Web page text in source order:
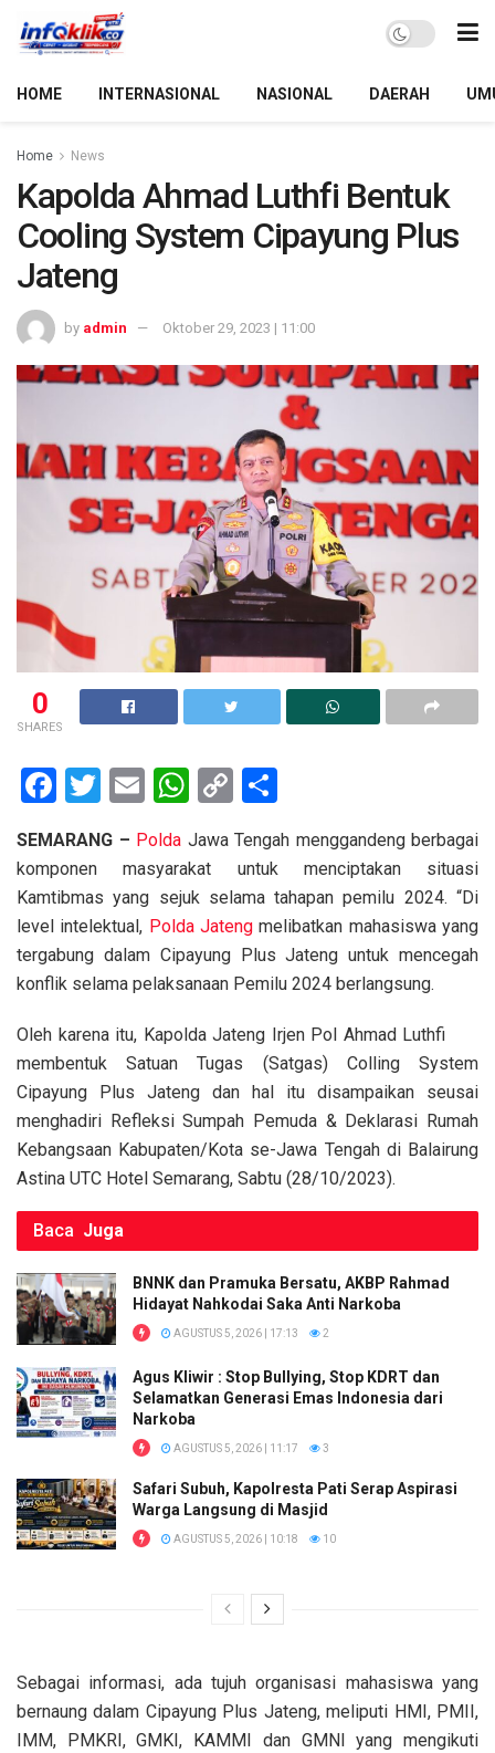
HOME INTERNASIONAL NASIONAL DAERAH
Home News
Kapolda Ahmad Luthfi Bentuk
Cooling System Cipayung Plus
Jateng
by admin Oktober 29, 2023 | 11:00
0
SHARES
F
ce
b
o
o
k
T
tt
er
E
ail
W
at
s
A
p
p
C
py
Li
n
k
ar
e
SEMARANG – Polda Jawa Tengah menggandeng berbagai
komponen masyarakat untuk menciptakan situasi
Kamtibmas yang sejuk selama tahapan pemilu 2024. “Di
level intelektual, Polda Jateng melibatkan mahasiswa yang
tergabung dalam Cipayung Plus Jateng untuk mencegah
konflik selama pelaksanaan Pemilu 2024 berlangsung.
Oleh karena itu, Kapolda Jateng Irjen Pol Ahmad Luthfi
membentuk Satuan Tugas (Satgas) Colling System
Cipayung Plus Jateng dan hal itu disampaikan seusai
menghadiri Refleksi Sumpah Pemuda & Deklarasi Rumah
Kebangsaan Kabupaten/Kota se-Jawa Tengah di Balairung
Astina UTC Hotel Semarang, Sabtu (28/10/2023).
Baca Juga
BNNK dan Pramuka Bersatu, AKBP Rahmad
Hidayat Nahkodai Saka Anti Narkoba
AGUSTUS 5, 2026 | 17:13 2
Agus Kliwir : Stop Bullying, Stop KDRT dan
Selamatkan Generasi Emas Indonesia dari
Narkoba
AGUSTUS 5, 2026 | 11:17 3
Safari Subuh, Kapolresta Pati Serap Aspirasi
Warga Langsung di Masjid
AGUSTUS 5, 2026 | 10:18 10
Sebagai informasi, ada tujuh organisasi mahasiswa yang
bernaung dalam Cipayung Plus Jateng, meliputi HMI, PMII,
IMM, PMKRI, GMKI, KAMMI dan GMNI yang mengikuti